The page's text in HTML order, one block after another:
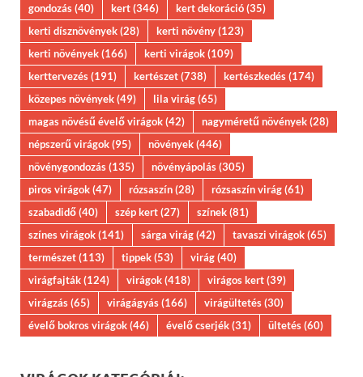
gondozás(40) kert(346) kert dekoráció(35)
kerti dísznövények(28) kerti növény(123)
kerti növények(166) kerti virágok(109)
kerttervezés(191) kertészet(738) kertészkedés(174)
közepes növények(49) lila virág(65)
magas növésű évelő virágok(42) nagyméretű növények(28)
népszerű virágok(95) növények(446)
növénygondozás(135) növényápolás(305)
piros virágok(47) rózsaszín(28) rózsaszín virág(61)
szabadidő(40) szép kert(27) színek(81)
színes virágok(141) sárga virág(42) tavaszi virágok(65)
természet(113) tippek(53) virág(40)
virágfajták(124) virágok(418) virágos kert(39)
virágzás(65) virágágyás(166) virágültetés(30)
évelő bokros virágok(46) évelő cserjék(31) ültetés(60)